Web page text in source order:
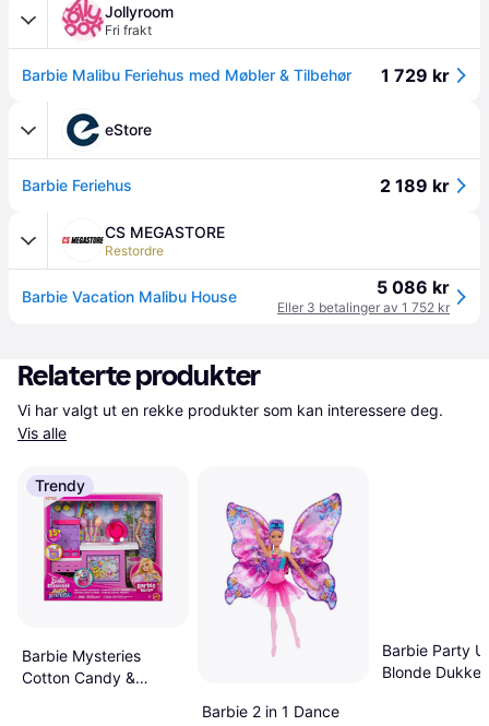
Jollyroom
Fri frakt
Barbie Malibu Feriehus med Møbler & Tilbehør 1 729 kr
eStore
Barbie Feriehus 2 189 kr
CS MEGASTORE
Restordre
Barbie Vacation Malibu House 5 086 kr
Eller 3 betalinger av 1 752 kr
Relaterte produkter
Vis alle
Trendy
Barbie Mysteries
Cotton Candy &
Barbie 2 in 1 Dance
Barbie Party
Blonde Dukke